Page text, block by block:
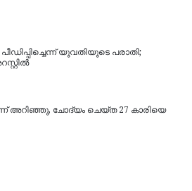
യുവതിയുടെ പരാതി;
അറിഞ്ഞു, ചോദ്യം ചെയ്ത 27 കാരിയെ